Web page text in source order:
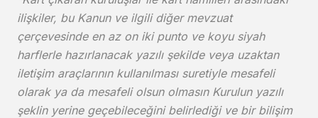
ilişkiler, bu Kanun ve ilgili diğer mevzuat
çerçevesinde en az on iki punto ve koyu siyah
harflerle hazırlanacak yazılı şekilde veya uzaktan
iletişim araçlarının kullanılması suretiyle mesafeli
olarak ya da mesafeli olsun olmasın Kurulun yazılı
şeklin yerine geçebileceğini belirlediği ve bir bilişim